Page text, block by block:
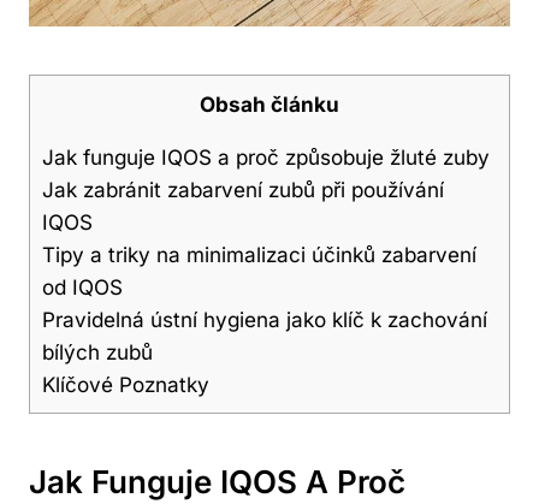
Obsah článku
Jak funguje IQOS a proč způsobuje ​žluté⁣ zuby
Jak ​zabránit zabarvení ⁢zubů při používání
⁣IQOS
Tipy ⁤a‍ triky na minimalizaci účinků zabarvení
⁤od IQOS
Pravidelná ústní‌ hygiena ​jako klíč ​k zachování
bílých ‌zubů
Klíčové Poznatky
Jak Funguje IQOS A Proč